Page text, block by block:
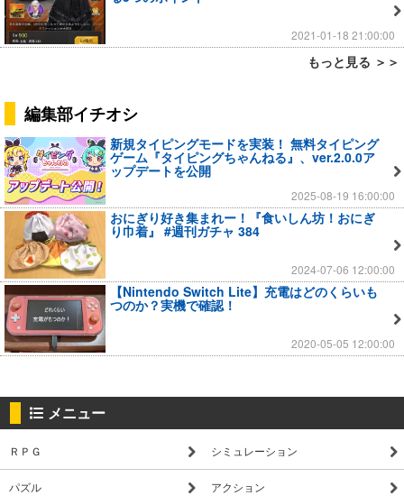
2021-01-18 21:00:00
もっと見る ＞＞
編集部イチオシ
新規タイピングモードを実装！ 無料タイピング
ゲーム『タイピングちゃんねる』、ver.2.0.0ア
ップデートを公開
2025-08-19 16:00:00
おにぎり好き集まれー！『食いしん坊！おにぎ
り巾着』 #週刊ガチャ 384
2024-07-06 12:00:00
【Nintendo Switch Lite】充電はどのくらいも
つのか？実機で確認！
2020-05-05 12:00:00
メニュー
ＲＰＧ シミュレーション
パズル アクション